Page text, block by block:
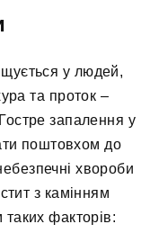
у людей,
та проток –
запалення у
поштовхом до
хвороби
з камінням
факторів: